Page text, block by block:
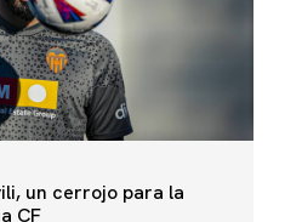
un cerrojo para la
CF